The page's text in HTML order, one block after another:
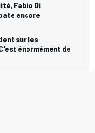
Fabio Di
encore
sur les
énormément de